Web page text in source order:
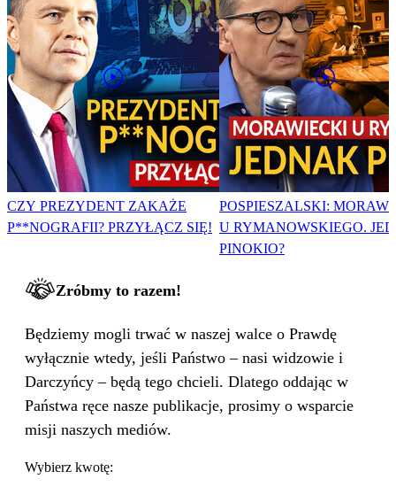
CZY PREZYDENT ZAKAŻE
P**NOGRAFII? PRZYŁĄCZ SIĘ!
POSPIESZALSKI:
U RYMANOWSKIEGO.
PINOKIO?
Zróbmy to razem!
Będziemy mogli trwać w naszej walce o Prawdę
wyłącznie wtedy, jeśli Państwo – nasi widzowie i
Darczyńcy – będą tego chcieli. Dlatego oddając w
Państwa ręce nasze publikacje, prosimy o wsparcie
misji naszych mediów.
Wybierz kwotę: